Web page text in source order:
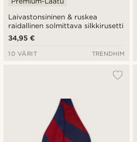
Laivastonsininen & ruskea
raidallinen solmittava silkkirusetti
34,95 €
10 VÄRIT TRENDHIM